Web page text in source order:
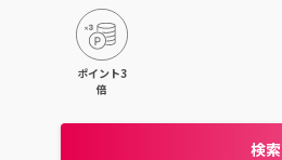
ポイント3
倍
検索